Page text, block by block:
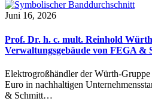
Juni 16, 2026
Prof. Dr. h. c. mult. Reinhold
Verwaltungsgebäude von FEGA &
Elektrogroßhändler der Würth-
Euro in nachhaltigen
& Schmitt…